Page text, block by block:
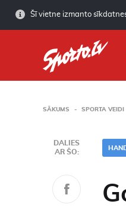
Šī vietne izmanto
SĀKUMS SPORTA VEIDI
DALIES
AR ŠO: